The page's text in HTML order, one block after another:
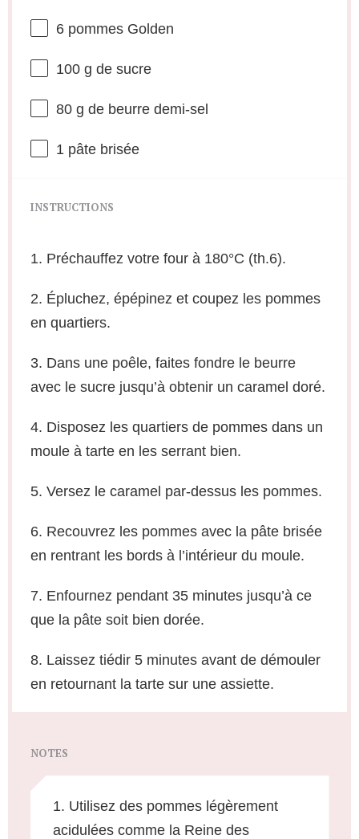
6pommes Golden
100 g de sucre
80 g de beurre demi-sel
1pâte brisée
INSTRUCTIONS
1. Préchauffez votre four à 180°C (th.6).
2. Épluchez, épépinez et coupez les pommes
en quartiers.
3. Dans une poêle, faites fondre le beurre
avec le sucre jusqu’à obtenir un caramel doré.
4. Disposez les quartiers de pommes dans un
moule à tarte en les serrant bien.
5. Versez le caramel par-dessus les pommes.
6. Recouvrez les pommes avec la pâte brisée
en rentrant les bords à l’intérieur du moule.
7. Enfournez pendant 35 minutes jusqu’à ce
que la pâte soit bien dorée.
8. Laissez tiédir 5 minutes avant de démouler
en retournant la tarte sur une assiette.
NOTES
1. Utilisez des pommes légèrement
acidulées comme la Reine des